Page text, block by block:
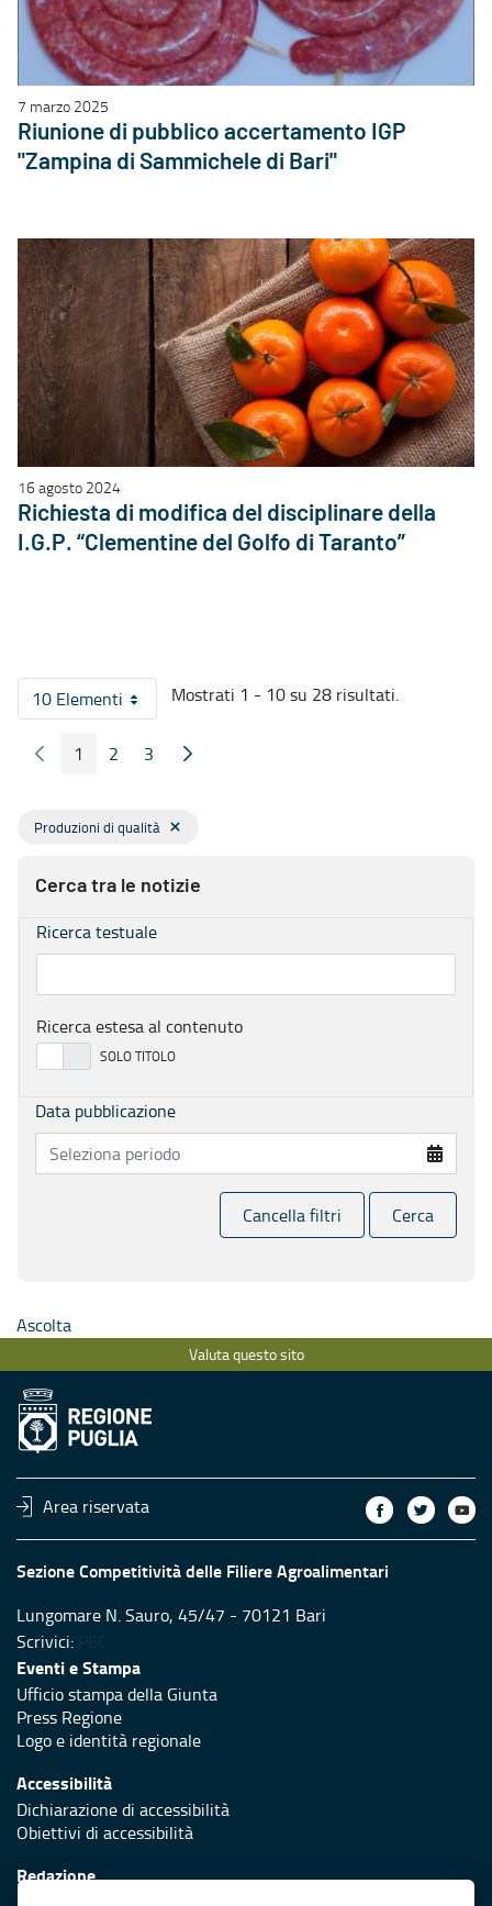
7 marzo 2025
Riunione di pubblico accertamento IGP
"Zampina di Sammichele di Bari"
16 agosto 2024
Richiesta di modifica del disciplinare della
I.G.P. “Clementine del Golfo di Taranto”
10 ElementiPer pagina
Mostrati 1 - 10 su 28 risultati.
Pagina Precedente
Pagina
1 Pagina
2 Pagina
3 Pagina Seguente
Produzioni di qualità
Cerca tra le notizie
Ricerca testuale
Ricerca estesa al contenuto
Data pubblicazione
Cancella filtri Cerca
Ascolta
Valuta questo sito
Area riservata
Sezione Competitività delle Filiere Agroalimentari
Lungomare N. Sauro, 45/47 - 70121 Bari
Scrivici: PEC
Eventi e Stampa
Ufficio stampa della Giunta
Press Regione
Logo e identità regionale
Accessibilità
Dichiarazione di accessibilità
Obiettivi di accessibilità
Redazione